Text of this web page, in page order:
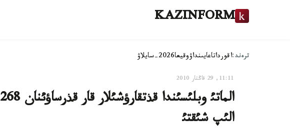
KAZINFORM
ترەند:اقورداتاعايىنداۋوقيعا2026-سايلاۋ
11:11, 29 قاڭتار 2010
الئپ شئقتئ